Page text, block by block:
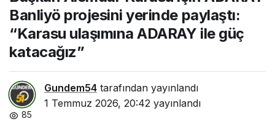
paylaştı: “Karasu
ulaşımına ADARAY ile güç
katacağız”
Banliyö projesini yerinde paylaştı:
“Karasu ulaşımına ADARAY ile güç
katacağız”
Gundem54 tarafından yayınlandı
1 Temmuz 2026, 20:42 yayınlandı
85
paylaştı: “Karasu
güç katacağız”